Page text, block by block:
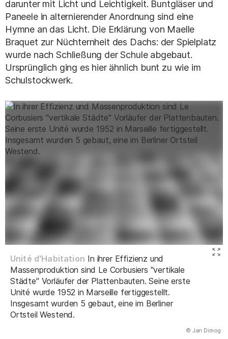
darunter mit Licht und Leichtigkeit. Buntgläser und
Paneele in alternierender Anordnung sind eine
Hymne an das Licht. Die Erklärung von Maelle
Braquet zur Nüchternheit des Dachs: der Spielplatz
wurde nach Schließung der Schule abgebaut.
Ursprünglich ging es hier ähnlich bunt zu wie im
Schulstockwerk.
Unité d'Habitation In ihrer Effizienz und
Massenproduktion sind Le Corbusiers "vertikale
Städte" Vorläufer der Plattenbauten. Seine erste
Unité wurde 1952 in Marseille fertiggestellt.
Insgesamt wurden 5 gebaut, eine im Berliner
Ortsteil Westend.
© Jan Dimog